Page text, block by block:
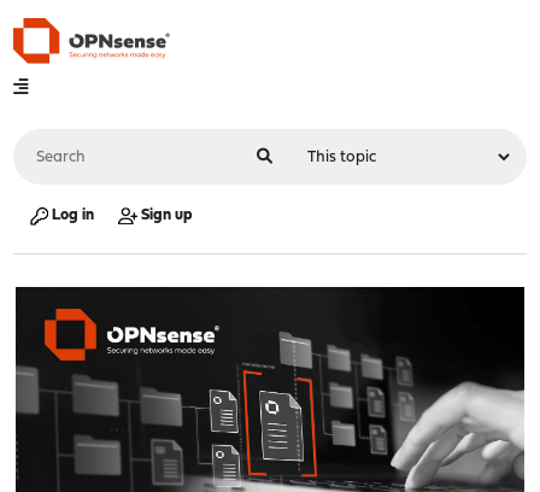
Log in Sign up